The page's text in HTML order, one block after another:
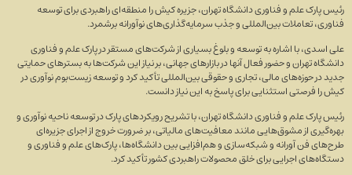
رئیس پارک علم و فناوری دانشگاه تهران، جزیره کیش را منطقه‌ای راهبردی برای توسعه
فناوری، تعاملات بین‌المللی و جذب سرمایه‌گذاری‌های نوآورانه برشمرد.
علی اسدی، با اشاره به توسعه و بلوغ بسیاری از شرکت‌های مستقر در پارک علم و فناوری
دانشگاه تهران و حضور فعال آنها در بازار‌های جهانی، بر نیاز این شرکت‌ها به بستر‌های حمایتی
جدید در حوزه‌های مالی، تجاری و حقوقی بین‌المللی تأکید کرد و توسعه زیست‌بوم نوآوری در
کیش را فرصتی استثنایی برای پاسخ به این نیاز دانست.
رئیس پارک علم و فناوری دانشگاه تهران، با تشریح رویکرد‌های پارک در توسعه ناحیه نوآوری و
بهره‌گیری از مشوق‌هایی مانند معافیت‌های مالیاتی، بر ضرورت خروج از اجرای جزیره‌ای
طرح‌های فن آورانه و شبکه‌سازی و هم‌افزایی بین دانشگاه‌ها، پارک‌های علم و فناوری و
دستگاه‌های اجرایی برای خلق محصولات راهبردی کشور تأکید کرد.